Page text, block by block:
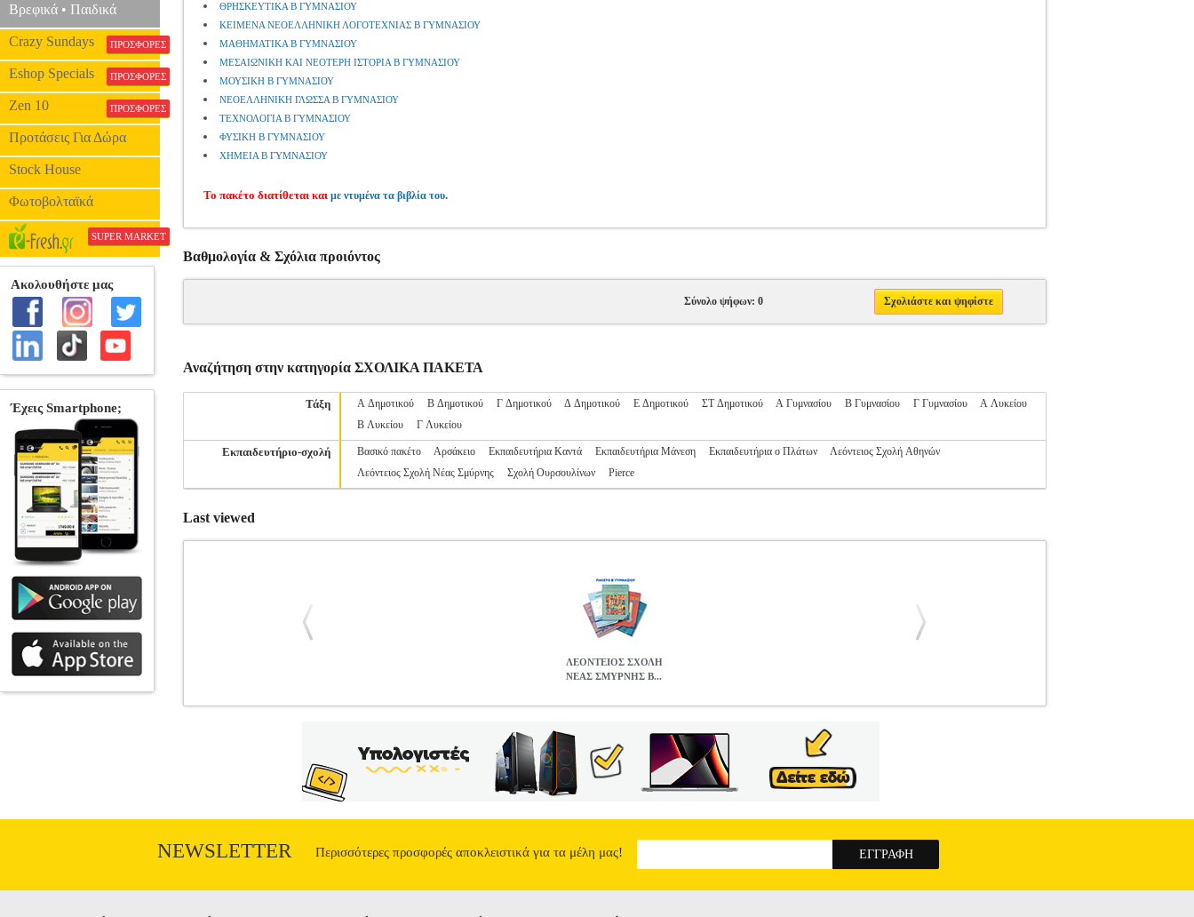
Βρεφικά • Παιδικά
Crazy Sundays ΠΡΟΣΦΟΡΕΣ
Eshop Specials ΠΡΟΣΦΟΡΕΣ
Zen 10 ΠΡΟΣΦΟΡΕΣ
Προτάσεις Για Δώρα
Stock House
Φωτοβολταϊκά
SUPER MARKET
ΘΡΗΣΚΕΥΤΙΚΑ Β ΓΥΜΝΑΣΙΟΥ
ΚΕΙΜΕΝΑ ΝΕΟΕΛΛΗΝΙΚΗ ΛΟΓΟΤΕΧΝΙΑΣ Β ΓΥΜΝΑΣΙΟΥ
ΜΑΘΗΜΑΤΙΚΑ Β ΓΥΜΝΑΣΙΟΥ
ΜΕΣΑΙΩΝΙΚΗ ΚΑΙ ΝΕΟΤΕΡΗ ΙΣΤΟΡΙΑ Β ΓΥΜΝΑΣΙΟΥ
ΜΟΥΣΙΚΗ Β ΓΥΜΝΑΣΙΟΥ
ΝΕΟΕΛΛΗΝΙΚΗ ΓΛΩΣΣΑ Β ΓΥΜΝΑΣΙΟΥ
ΤΕΧΝΟΛΟΓΙΑ Β ΓΥΜΝΑΣΙΟΥ
ΦΥΣΙΚΗ Β ΓΥΜΝΑΣΙΟΥ
ΧΗΜΕΙΑ Β ΓΥΜΝΑΣΙΟΥ
Το πακέτο διατίθεται και με ντυμένα τα βιβλία του.
Βαθμολογία & Σχόλια προιόντος
Σύνολο ψήφων: 0 Σχολιάστε και ψηφίστε
Αναζήτηση στην κατηγορία ΣΧΟΛΙΚΑ ΠΑΚΕΤΑ
Τάξη Α Δημοτικού Β Δημοτικού Γ Δημοτικού Δ Δημοτικού Ε Δημοτικού ΣΤ Δημοτικού Α Γυμνασίου Β Γυμνασίου Γ Γυμνασίου
Α Λυκείου
Β Λυκείου
Γ Λυκείου
Εκπαιδευτήριο-σχολή Βασικό πακέτο Αρσάκειο Εκπαιδευτήρια Καντά Εκπαιδευτήρια Μάνεση Εκπαιδευτήρια ο Πλάτων
Λεόντειος Σχολή Αθηνών
Λεόντειος Σχολή Νέας Σμύρνης
Σχολή Ουρσουλίνων Pierce
Last viewed
ΛΕΟΝΤΕΙΟΣ ΣΧΟΛΗ
ΝΕΑΣ ΣΜΥΡΝΗΣ Β...
Κατηγορία: ΣΧΟΛΙΚΑ ΠΑΚΕΤΑ •ΣΥΛΛΟΓΙΚΟ ΕΡΓΟ στην κατηγορία ΣΧΟΛΙΚΑ ΠΑΚΕΤΑ Συγγραφέας: ΣΥΛΛΟΓΙΚΟ ΕΡΓΟ Εκδοτικός
οίκος: ΙΤΥΕ - ΔΙΟΦΑΝΤΟΣ Ημερομηνία Έκδοσης: 2022 Σύνολο βιβλίων 15 τεμάχια.Περιέχονται τα βιβλία: • ΑΡΧΑΙΑ ΕΛΛΑΔΑ Ο ΤΟΠΟΣ ΚΑΙ ΟΙ
ΑΝΘΡΩΠΟΙ ΑΝΘΟΛΟΓΙΟ Β ΓΥΜΝΑΣΙΟΥ• ΑΡΧΑΙΑ ΕΛΛΗΝΙΚΑ ΟΜΗΡΙΚΑ ΕΠΗ ΙΛΙΑΔΑ Β ΓΥΜΝΑΣΙΟΥ• ΑΡΧΑΙΑ ΕΛΛΗΝΙΚΗ ΓΛΩΣΣΑ Β
ΓΥΜΝΑΣΙΟΥ• ΒΙΟΛΟΓΙΑ Β ΚΑΙ Γ ΓΥΜΝΑΣΙΟΥ• ΓΕΩΛΟΓΙΑ ΓΕΩΓΡΑΦΙΑ Β ΓΥΜΝΑΣΙΟΥ• ΕΙΚΑΣΤΙΚΑ Β ΓΥΜΝΑΣΙΟΥ• ΘΡΗΣΚΕΥΤΙΚΑ
Β ΓΥΜΝΑΣΙΟΥ• ΚΕΙΜΕΝΑ ΝΕΟΕΛΛΗΝΙΚΗ ΛΟΓΟΤΕΧΝΙΑΣ Β ΓΥΜΝΑΣΙΟΥ• ΜΑΘΗΜΑΤΙΚΑ Β ΓΥΜΝΑΣΙΟΥ• ΜΕΣΑΙΩΝΙΚΗ ΚΑΙ
ΝΕΑΣ ΣΜΥΡΝΗΣ Β ΓΥΜΝΑΣΙΟΥ
47.8
NEWSLETTER Περισσότερες προσφορές αποκλειστικά για τα μέλη μας!